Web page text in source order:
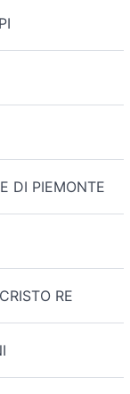
DI PIEMONTE
RE